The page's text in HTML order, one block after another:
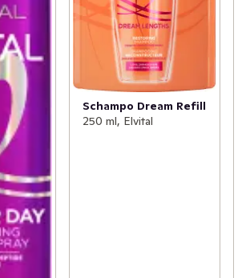
Schampo Dream Refill
250 ml, Elvital